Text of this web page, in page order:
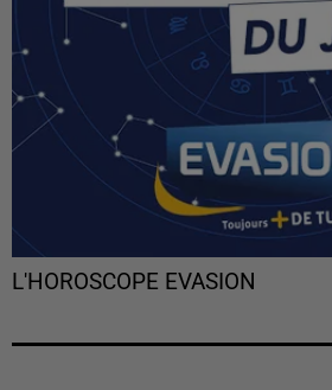
L'HOROSCOPE EVASION